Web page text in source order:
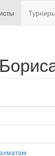
Турниры